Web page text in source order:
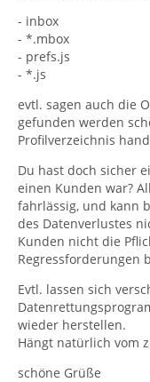
- inbox
- *.mbox
- prefs.js
- *.js
evtl. sagen auch die
gefunden werden
Profilverzeichnis
Du hast doch sicher
einen Kunden war?
fahrlässig, und kann
des Datenverlustes
Kunden nicht die
Regressforderungen
Evtl. lassen sich
wieder herstellen.
Hängt natürlich vom
schöne Grüße